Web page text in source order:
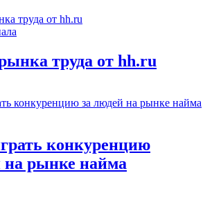
труда от hh.ru
конкуренцию
на рынке найма